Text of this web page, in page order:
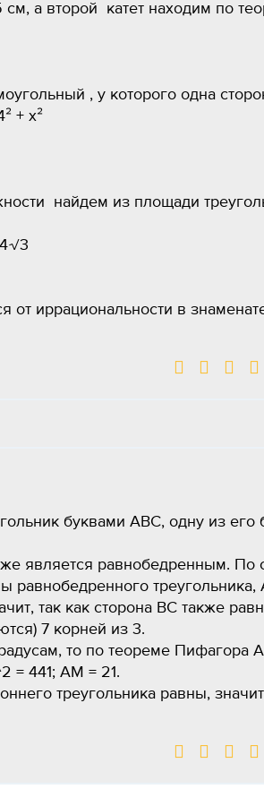
а второй катет находим по
, у которого одна
+ х²
найдем из площади
от иррациональности в
буквами ABC, одну из его
является равнобедренным. По
равнобедренного треугольника,
так как сторона BC также
7 корней из 3.
то по теореме Пифагора
= 441; AM = 21.
треугольника равны,